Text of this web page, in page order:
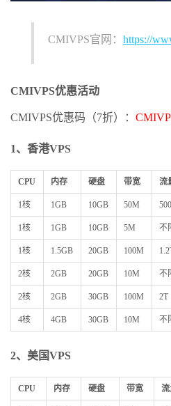
CMIVPS官网： https://
CMIVPS优惠活动
CMIVPS优惠码（7折）：
1、香港VPS
CPU 内存 硬盘 带宽 流
1核 1GB 10GB 50M
1核 1GB 10GB 5M 不
1核 1.5GB 20GB 100M
2核 2GB 20GB 10M 不
2核 2GB 30GB 100M 2T
4核 4GB 30GB 10M 不
2、美国VPS
CPU 内存 硬盘 带宽